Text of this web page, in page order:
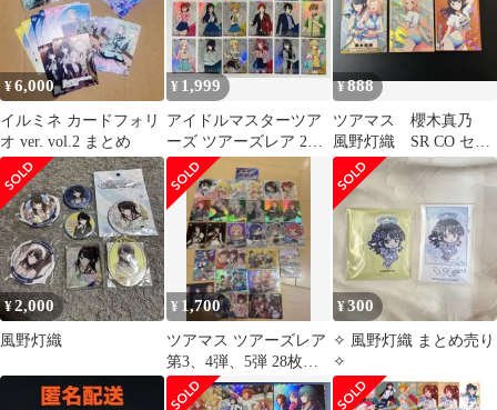
¥6,000
イルミネ カードフォリ
オ ver. vol.2 まとめ
¥ 1,999
アイドルマスターツア
ーズ ツアーズレア 2弾
全１８種 コンプセッ
ト
¥888
ツアマス 櫻木真乃
風野灯織 SR CO セッ
ト アイドルマスター
Tours
¥2,000
風野灯織
¥ 1,700
ツアマス ツアーズレア
第3、4弾、5弾 28枚セ
ット
¥300
✧ 風野灯織 まとめ売り
✧